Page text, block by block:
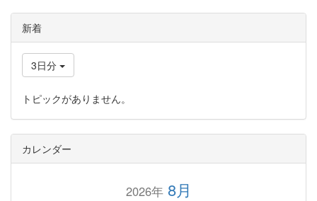
新着
3日分
トピックがありません。
カレンダー
2026年8月